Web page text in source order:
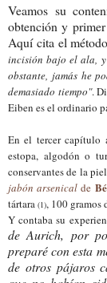
Veamos su
obtención y
Aquí cita el
incisión bajo el ala, y
obstante, jamás he
demasiado tiempo".
Eiben es el ordinario
En el tercer capítulo
estopa, algodón o
conservantes de la
jabón arsenical de
tártara(1), 100 gramos
Y contaba su
de Aurich, por
preparé con esta
de otros pájaros